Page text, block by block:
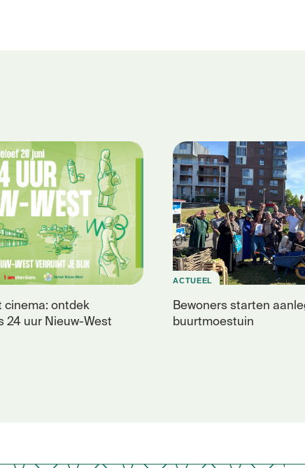
cinema: ontdek
24 uur Nieuw-West
ACTUEEL
Bewoners starten
buurtmoestuin